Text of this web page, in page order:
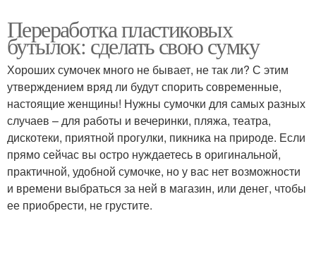
Переработка пластиковых
бутылок: сделать свою сумку
Хороших сумочек много не бывает, не так ли? С этим
утверждением вряд ли будут спорить современные,
настоящие женщины! Нужны сумочки для самых разных
случаев – для работы и вечеринки, пляжа, театра,
дискотеки, приятной прогулки, пикника на природе. Если
прямо сейчас вы остро нуждаетесь в оригинальной,
практичной, удобной сумочке, но у вас нет возможности
и времени выбраться за ней в магазин, или денег, чтобы
ее приобрести, не грустите.